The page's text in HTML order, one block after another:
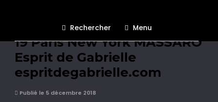
Rechercher Menu
CHANEL Métiers d’art 2018-
19 Paris New York MASSARO
Esprit de Gabrielle
espritdegabrielle.com
Publié le 5 décembre 2018